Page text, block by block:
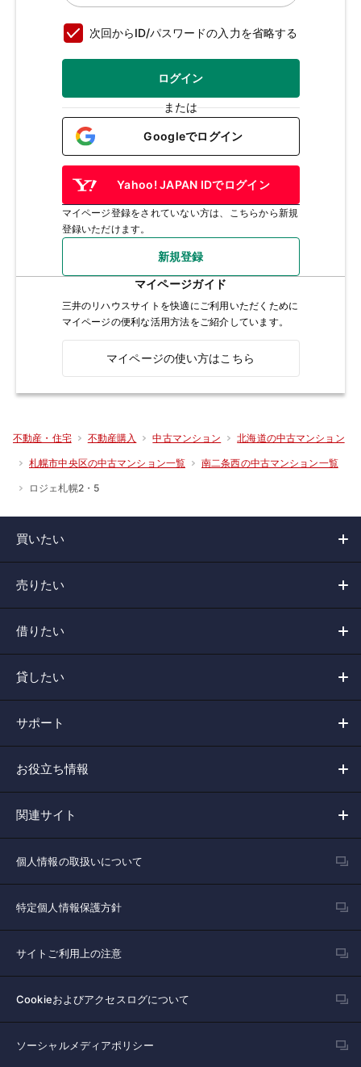
次回からID/パスワードの入力を省略する
ログイン
または
Googleでログイン
Yahoo! JAPAN IDでログイン
マイページ登録をされていない方は、こちらから新規
登録いただけます。
新規登録
マイページガイド
三井のリハウスサイトを快適にご利用いただくために
マイページの便利な活用方法をご紹介しています。
マイページの使い方はこちら
不動産・住宅 不動産購入 中古マンション 北海道の中古マンション
札幌市中央区の中古マンション一覧 南二条西の中古マンション一覧
ロジェ札幌2・5
買いたい
売りたい
借りたい
貸したい
サポート
お役立ち情報
関連サイト
個人情報の取扱いについて
特定個人情報保護方針
サイトご利用上の注意
Cookieおよびアクセスログについて
ソーシャルメディアポリシー